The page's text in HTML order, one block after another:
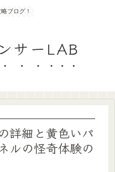
ブログ！
サーLAB
詳細と黄色いパ
ルの怪奇体験の